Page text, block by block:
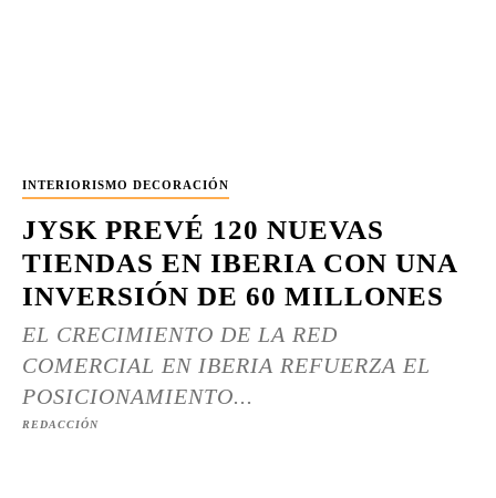
INTERIORISMO DECORACIÓN
JYSK PREVÉ 120 NUEVAS
TIENDAS EN IBERIA CON UNA
INVERSIÓN DE 60 MILLONES
EL CRECIMIENTO DE LA RED
COMERCIAL EN IBERIA REFUERZA EL
POSICIONAMIENTO...
REDACCIÓN